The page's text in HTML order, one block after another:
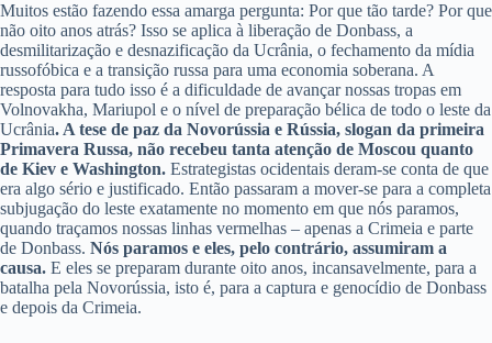
Muitos estão fazendo essa amarga pergunta: Por que tão tarde? Por que
não oito anos atrás? Isso se aplica à liberação de Donbass, a
desmilitarização e desnazificação da Ucrânia, o fechamento da mídia
russofóbica e a transição russa para uma economia soberana. A
resposta para tudo isso é a dificuldade de avançar nossas tropas em
Volnovakha, Mariupol e o nível de preparação bélica de todo o leste da
Ucrânia. A tese de paz da Novorússia e Rússia, slogan da primeira
Primavera Russa, não recebeu tanta atenção de Moscou quanto
de Kiev e Washington. Estrategistas ocidentais deram-se conta de que
era algo sério e justificado. Então passaram a mover-se para a completa
subjugação do leste exatamente no momento em que nós paramos,
quando traçamos nossas linhas vermelhas – apenas a Crimeia e parte
de Donbass. Nós paramos e eles, pelo contrário, assumiram a
causa. E eles se preparam durante oito anos, incansavelmente, para a
batalha pela Novorússia, isto é, para a captura e genocídio de Donbass
e depois da Crimeia.